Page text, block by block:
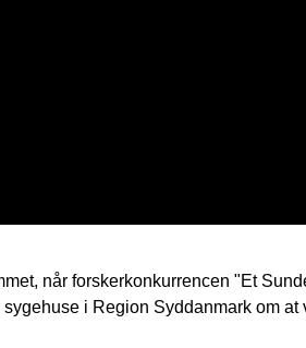
når forskerkonkurrencen "Et
i Region Syddanmark om